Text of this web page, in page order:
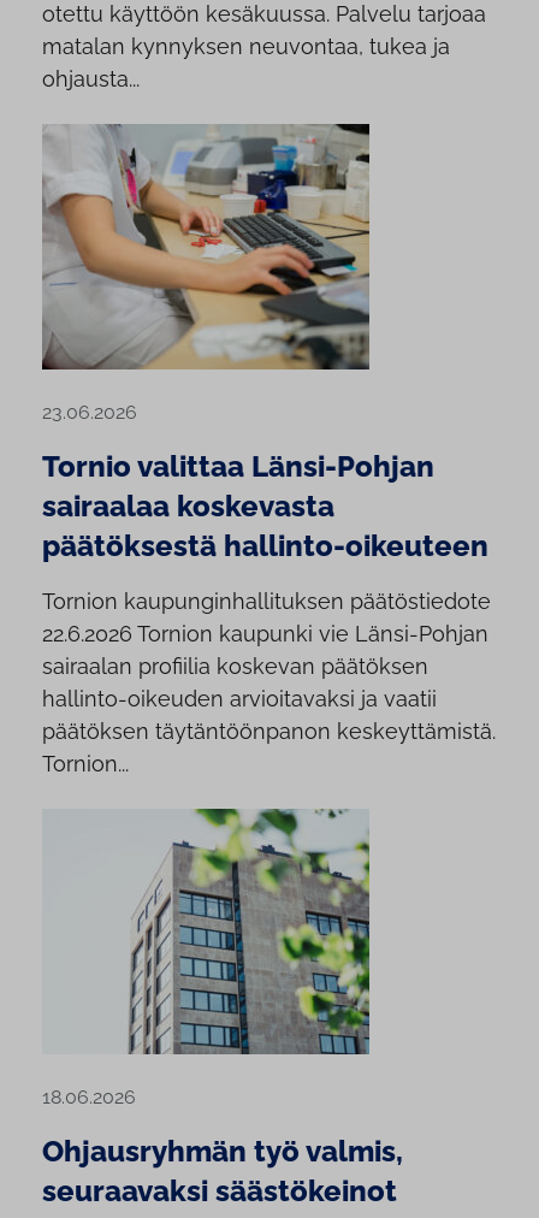
otettu käyttöön kesäkuussa. Palvelu tarjoaa
matalan kynnyksen neuvontaa, tukea ja
ohjausta...
23.06.2026
Tornio valittaa Länsi-Pohjan
sairaalaa koskevasta
päätöksestä hallinto-oikeuteen
Tornion kaupunginhallituksen päätöstiedote
22.6.2026 Tornion kaupunki vie Länsi-Pohjan
sairaalan profiilia koskevan päätöksen
hallinto-oikeuden arvioitavaksi ja vaatii
päätöksen täytäntöönpanon keskeyttämistä.
Tornion...
18.06.2026
Ohjausryhmän työ valmis,
seuraavaksi säästökeinot